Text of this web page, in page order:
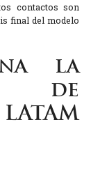
contactos son
final del modelo
la
de